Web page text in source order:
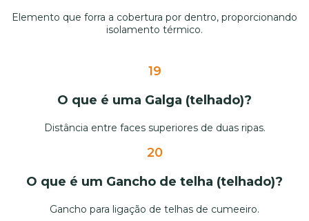
Elemento que forra a cobertura por dentro, proporcionando
isolamento térmico.
19
O que é uma Galga (telhado)?
Distância entre faces superiores de duas ripas.
20
O que é um Gancho de telha (telhado)?
Gancho para ligação de telhas de cumeeiro.